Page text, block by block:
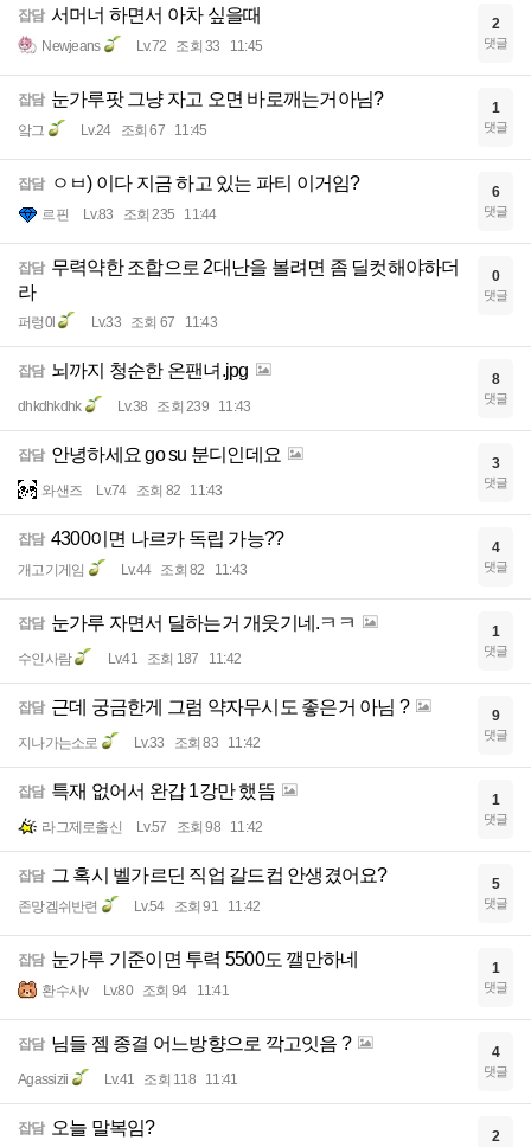
잡담 서머너 하면서 아차 싶을때
Newjeans Lv.72 조회 33 11:45
2
댓글
잡담 눈가루팟 그냥 자고 오면 바로깨는거아님?
앜그 Lv.24 조회 67 11:45
1
댓글
잡담 ㅇㅂ) 이다 지금 하고 있는 파티 이거임?
르핀 Lv.83 조회 235 11:44
6
댓글
잡담 무력약한 조합으로 2대난을 볼려면 좀 딜컷해야하더
라
퍼렁0l Lv.33 조회 67 11:43
0
댓글
잡담 뇌까지 청순한 온팬녀.jpg
dhkdhkdhk Lv.38 조회 239 11:43
8
댓글
잡담 안녕하세요 go su 분디인데요
와샌즈 Lv.74 조회 82 11:43
3
댓글
잡담 4300이면 나르카 독립 가능??
개고기게임 Lv.44 조회 82 11:43
4
댓글
잡담 눈가루 자면서 딜하는거 개웃기네.ㅋㅋ
수인사람 Lv.41 조회 187 11:42
1
댓글
잡담 근데 궁금한게 그럼 약자무시도 좋은거 아님 ?
지나가는소로 Lv.33 조회 83 11:42
9
댓글
잡담 특재 없어서 완갑 1강만 했뜸
라그제로출신 Lv.57 조회 98 11:42
1
댓글
잡담 그 혹시 벨가르딘 직업 갈드컵 안생겼어요?
존망겜쉬반련 Lv.54 조회 91 11:42
5
댓글
잡담 눈가루 기준이면 투력 5500도 깰만하네
환수사v Lv.80 조회 94 11:41
1
댓글
잡담 님들 젬 종결 어느방향으로 깍고잇음 ?
Agassizii Lv.41 조회 118 11:41
4
댓글
잡담 오늘 말복임? 2